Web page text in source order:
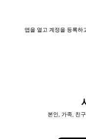
앱을 열고 계정을 등록하
본인, 가족, 친